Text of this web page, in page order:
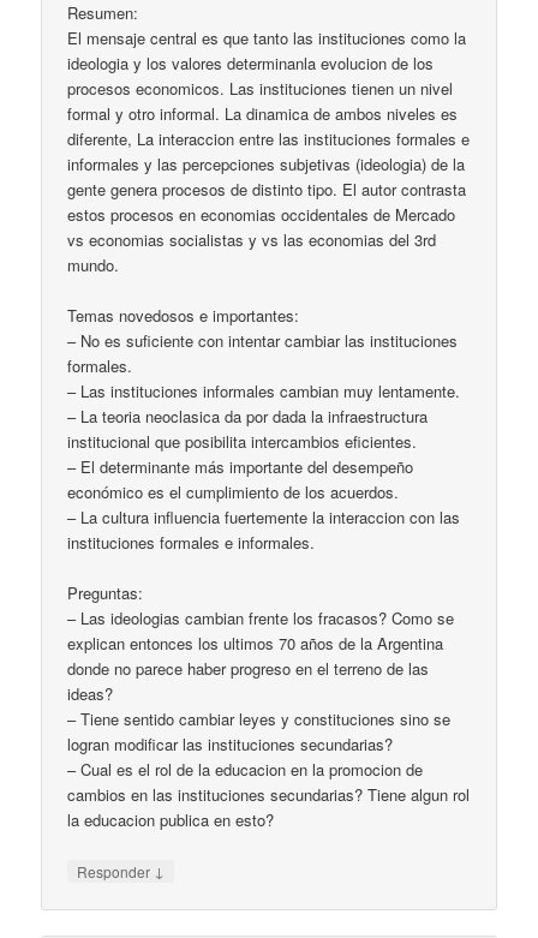
Resumen:
El mensaje central es que tanto las instituciones como la
ideologia y los valores determinanla evolucion de los
procesos economicos. Las instituciones tienen un nivel
formal y otro informal. La dinamica de ambos niveles es
diferente, La interaccion entre las instituciones formales e
informales y las percepciones subjetivas (ideologia) de la
gente genera procesos de distinto tipo. El autor contrasta
estos procesos en economias occidentales de Mercado
vs economias socialistas y vs las economias del 3rd
mundo.
Temas novedosos e importantes:
– No es suficiente con intentar cambiar las instituciones
formales.
– Las instituciones informales cambian muy lentamente.
– La teoria neoclasica da por dada la infraestructura
institucional que posibilita intercambios eficientes.
– El determinante más importante del desempeño
económico es el cumplimiento de los acuerdos.
– La cultura influencia fuertemente la interaccion con las
instituciones formales e informales.
Preguntas:
– Las ideologias cambian frente los fracasos? Como se
explican entonces los ultimos 70 años de la Argentina
donde no parece haber progreso en el terreno de las
ideas?
– Tiene sentido cambiar leyes y constituciones sino se
logran modificar las instituciones secundarias?
– Cual es el rol de la educacion en la promocion de
cambios en las instituciones secundarias? Tiene algun rol
la educacion publica en esto?
Responder ↓